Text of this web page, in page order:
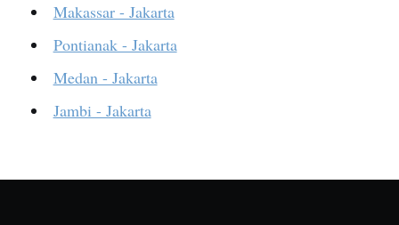
Makassar - Jakarta
Pontianak - Jakarta
Medan - Jakarta
Jambi - Jakarta